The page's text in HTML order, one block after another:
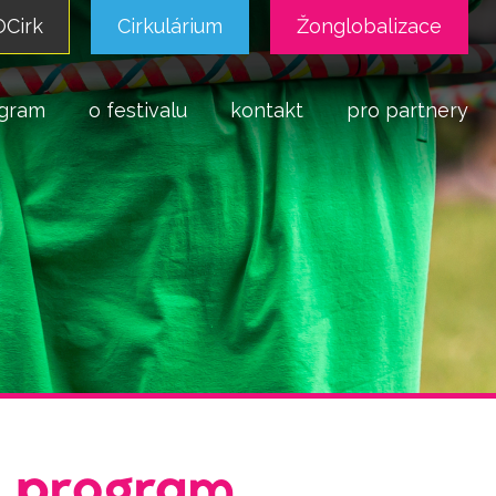
Cirkulárium Žonglobalizace
o festivalu kontakt pro partnery